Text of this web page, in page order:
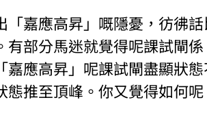
「嘉應高昇」嘅隱憂，彷彿
有部分馬迷就覺得呢課試閘
嘉應高昇」呢課試閘盡顯狀
推至頂峰。你又覺得如何呢